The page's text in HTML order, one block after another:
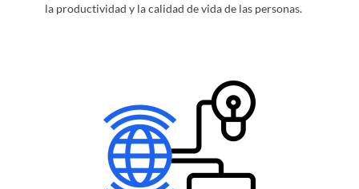
la productividad y la calidad de vida de las personas.